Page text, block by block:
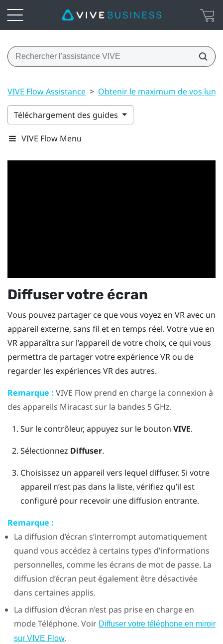
VIVE Flow Assistance > Obtenir le maximum de vos
Téléchargement des guides
VIVE Flow Menu
Diffuser votre écran
Vous pouvez partager ce que vous voyez en VR avec un
appareil externe, sans fil et en temps réel. Votre vue en
VR apparaîtra sur l’appareil de votre choix, ce qui vous
permettra de partager votre expérience VR ou de
regarder les expériences VR des autres.
Remarque : VIVE Flow prend en charge la connexion à
des appareils Miracastsur la bandes 5 GHz.
Sur le contrôleur, appuyez sur le bouton VIVE.
Sélectionnez Diffuser.
Choisissez un appareil vers lequel diffuser. Si votre
appareil n’est pas dans la liste, vérifiez qu’il est
configuré pour recevoir une diffusion entrante.
Remarque :
La diffusion d’écran s’interrompt automatiquement
quand vous accédez à certains types d’informations
personnelles, comme les écrans de mot de passe. La
diffusion d’écran peut également être désactivée
dans certaines applis.
La diffusion d’écran n’est pas prise en charge en
mode Téléphone. Voir Diffuser votre téléphone en miroir
sur VIVE Flow.